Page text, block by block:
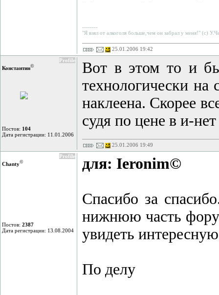
--------
"Я взял от алкоголя больше,чем он забрал у меня!" (с)
25.01.2006 19:42
Profile
Константин©
Постов: 104
Дата регистрации: 11.01.2006
Вот в этом то и
технологически
наклеена. Скорее
судя по цене в и-
25.01.2006 19:49
Profile
Chanty©
Постов: 2387
Дата регистрации: 13.08.2004
для: Ieronim©
Спасибо за
нижнюю часть
увидеть
По делу